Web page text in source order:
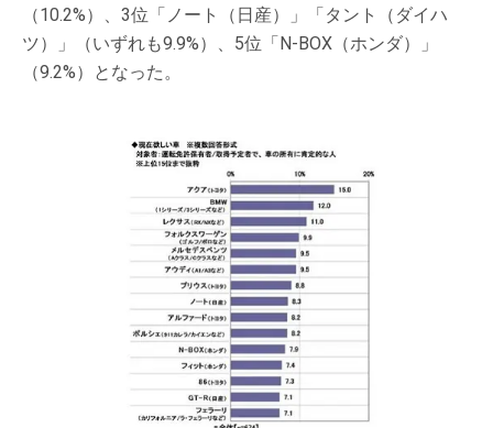
（10.2%）、3位「ノート（日産）」「タント（ダイハ
ツ）」（いずれも9.9%）、5位「N-BOX（ホンダ）」
（9.2%）となった。